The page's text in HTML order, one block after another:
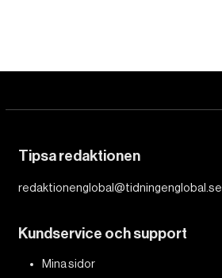
Tipsa redaktionen
redaktionenglobal@tidningenglobal.se
Kundservice och support
Mina sidor